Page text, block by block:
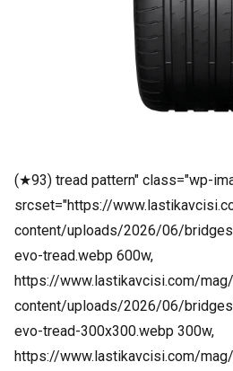
(★93) tread pattern" class="wp-
srcset="https://
content/uploads/2026/06/
evo-tread.webp 600w,
https://www.lastikavcisi.com/
content/uploads/2026/06/
evo-tread-300x300.webp 300w,
https://www.lastikavcisi.com/